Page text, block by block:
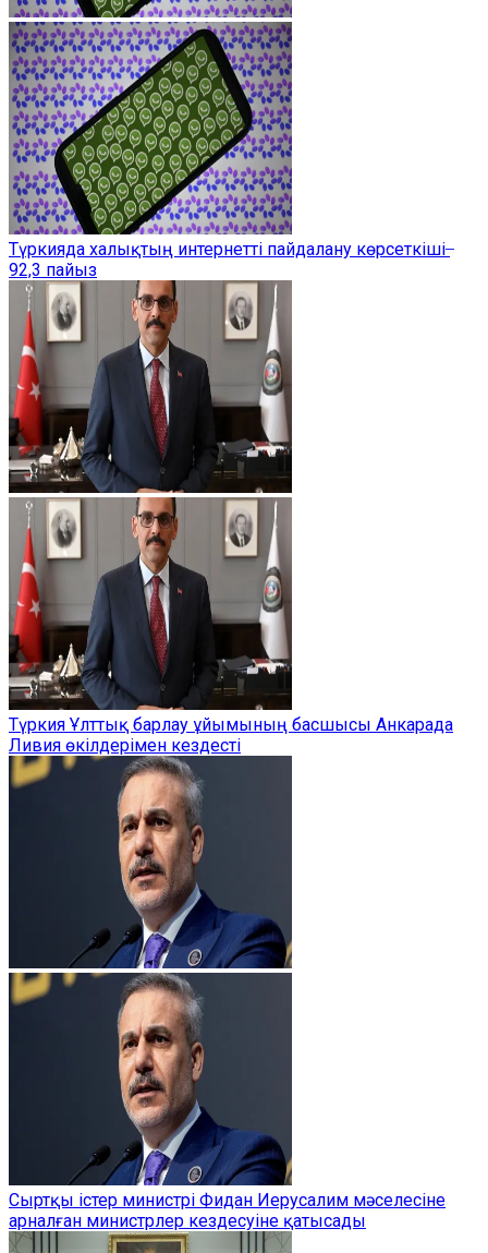
Түркияда халықтың интернетті пайдалану көрсеткіші ̶
92,3 пайыз
Түркия Ұлттық барлау ұйымының басшысы Анкарада
Ливия өкілдерімен кездесті
Сыртқы істер министрі Фидан Иерусалим мәселесіне
арналған министрлер кездесуіне қатысады